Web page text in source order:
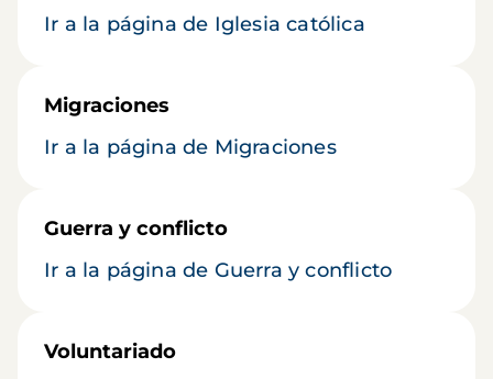
Ir a la página de Iglesia católica
Migraciones
Ir a la página de Migraciones
Guerra y conflicto
Ir a la página de Guerra y conflicto
Voluntariado